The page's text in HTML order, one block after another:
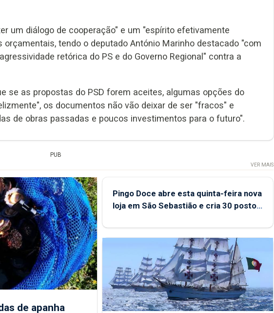
um diálogo de cooperação" e um "espírito efetivamente
tendo o deputado António Marinho destacado "com
retórica do PS e do Governo Regional" contra a
se as propostas do PSD forem aceites, algumas opções do
os documentos não vão deixar de ser "fracos" e
de obras passadas e poucos investimentos para o futuro".
PUB
VER MAIS
de apanha
Pingo Doce abre esta quinta-feira nova
loja em São Sebastião e cria 30 postos